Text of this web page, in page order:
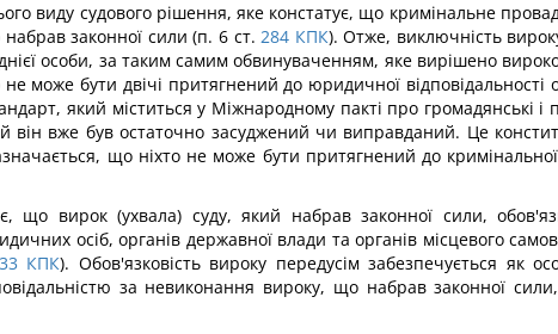
виду судового рішення, яке констатує, що кримінальне
законної сили (п. 6 ст. 284 КПК). Отже, виключність
особи, за таким самим обвинуваченням, яке вирішено
може бути двічі притягнений до юридичної
який міститься у Міжнародному пакті про громадянські і
вже був остаточно засуджений чи виправданий. Це
що ніхто не може бути притягнений до
що вирок (ухвала) суду, який набрав законної сили,
осіб, органів державної влади та органів місцевого
КПК). Обов'язковість вироку передусім забезпечується як
за невиконання вироку, що набрав законної